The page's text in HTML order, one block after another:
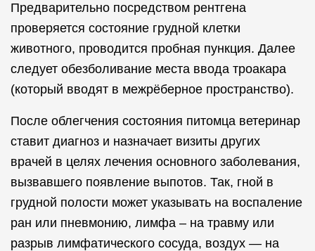
Предварительно посредством рентгена
проверяется состояние грудной клетки
животного, проводится пробная пункция. Далее
следует обезболивание места ввода троакара
(который вводят в межрёберное пространство).
После облегчения состояния питомца ветеринар
ставит диагноз и назначает визиты других
врачей в целях лечения основного заболевания,
вызвавшего появление выпотов. Так, гной в
грудной полости может указывать на воспаление
ран или пневмонию, лимфа – на травму или
разрыв лимфатического сосуда, воздух — на